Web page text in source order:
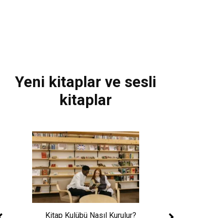
Yeni kitaplar ve sesli
kitaplar
Kitap Kulübü Nasıl Kurulur?